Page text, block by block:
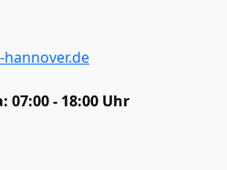
07:00 - 18:00 Uhr